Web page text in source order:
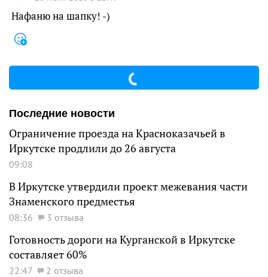
Нафаню на шапку! -)
Последние новости
Ограничение проезда на Красноказачьей в
Иркутске продлили до 26 августа
09:08
В Иркутске утвердили проект межевания части
Знаменского предместья
08:36 3 отзыва
Готовность дороги на Курганской в Иркутске
составляет 60%
22:47 2 отзыва